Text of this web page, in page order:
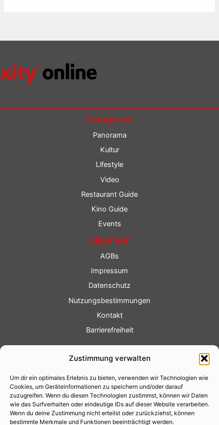
Zustimmung verwalten
Um dir ein optimales Erlebnis zu bieten, verwenden wir Technologien wie
Cookies, um Geräteinformationen zu speichern und/oder darauf
zuzugreifen. Wenn du diesen Technologien zustimmst, können wir Daten
wie das Surfverhalten oder eindeutige IDs auf dieser Website verarbeiten.
Wenn du deine Zustimmung nicht erteilst oder zurückziehst, können
bestimmte Merkmale und Funktionen beeinträchtigt werden.
Kategorien
Panorama
Kultur
Lifestyle
Video
Restaurant Guide
Kino Guide
Events
Allgemein
AGBs
Impressum
Datenschutz
Nutzungsbestimmungen
Kontakt
Barrierefreiheit
Fotoservice
Videoservice
Werbung
Contenterstellung